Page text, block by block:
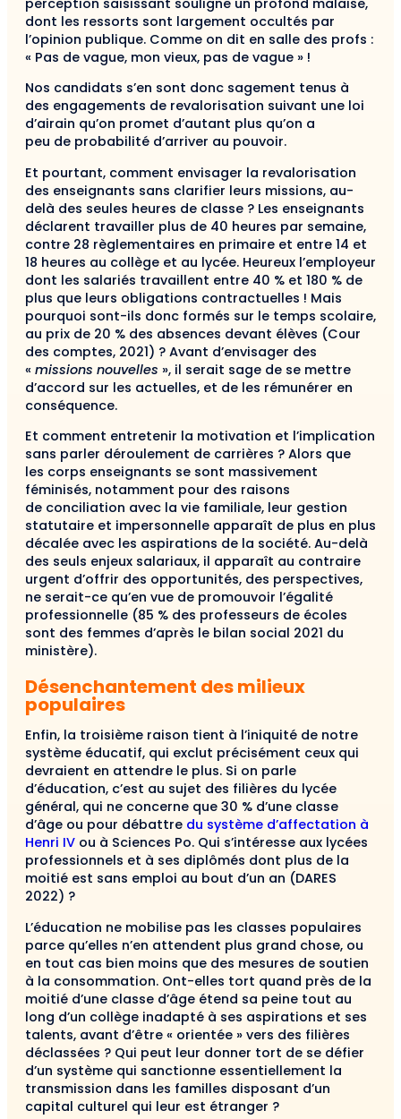
dont les ressorts sont largement occultés par
l’opinion publique. Comme on dit en salle des profs :
« Pas de vague, mon vieux, pas de vague » !
Nos candidats s’en sont donc sagement tenus à
des engagements de revalorisation suivant une loi
d’airain qu’on promet d’autant plus qu’on a
peu de probabilité d’arriver au pouvoir.
Et pourtant, comment envisager la revalorisation
des enseignants sans clarifier leurs missions, au-
delà des seules heures de classe ? Les enseignants
déclarent travailler plus de 40 heures par semaine,
contre 28 règlementaires en primaire et entre 14 et
18 heures au collège et au lycée. Heureux l’employeur
dont les salariés travaillent entre 40 % et 180 % de
plus que leurs obligations contractuelles ! Mais
pourquoi sont-ils donc formés sur le temps scolaire,
au prix de 20 % des absences devant élèves (Cour
des comptes, 2021) ? Avant d’envisager des
« missions nouvelles », il serait sage de se mettre
d’accord sur les actuelles, et de les rémunérer en
conséquence.
Et comment entretenir la motivation et l’implication
sans parler déroulement de carrières ? Alors que
les corps enseignants se sont massivement
féminisés, notamment pour des raisons
de conciliation avec la vie familiale, leur gestion
statutaire et impersonnelle apparaît de plus en plus
décalée avec les aspirations de la société. Au-delà
des seuls enjeux salariaux, il apparaît au contraire
urgent d’offrir des opportunités, des perspectives,
ne serait-ce qu’en vue de promouvoir l’égalité
professionnelle (85 % des professeurs de écoles
sont des femmes d’après le bilan social 2021 du
ministère).
Désenchantement des milieux
populaires
Enfin, la troisième raison tient à l’iniquité de notre
système éducatif, qui exclut précisément ceux qui
devraient en attendre le plus. Si on parle
d’éducation, c’est au sujet des filières du lycée
général, qui ne concerne que 30 % d’une classe
d’âge ou pour débattre du système d’affectation à
Henri IV ou à Sciences Po. Qui s’intéresse aux lycées
professionnels et à ses diplômés dont plus de la
moitié est sans emploi au bout d’un an (DARES
2022) ?
L’éducation ne mobilise pas les classes populaires
parce qu’elles n’en attendent plus grand chose, ou
en tout cas bien moins que des mesures de soutien
à la consommation. Ont-elles tort quand près de la
moitié d’une classe d’âge étend sa peine tout au
long d’un collège inadapté à ses aspirations et ses
talents, avant d’être « orientée » vers des filières
déclassées ? Qui peut leur donner tort de se défier
d’un système qui sanctionne essentiellement la
transmission dans les familles disposant d’un
capital culturel qui leur est étranger ?